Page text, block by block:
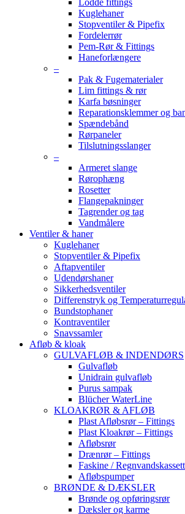
Lodde fittings
Kuglehaner
Stopventiler & Pipefix
Fordelerrør
Pem-Rør & Fittings
Haneforlængere
–
Pak & Fugematerialer
Lim fittings & rør
Karfa bøsninger
Reparationsklemmer og
Spændebånd
Rørpaneler
Tilslutningsslanger
–
Armeret slange
Rørophæng
Rosetter
Flangepakninger
Tagrender og tag
Vandmålere
Ventiler & haner
Kuglehaner
Stopventiler & Pipefix
Aftapventiler
Udendørshaner
Sikkerhedsventiler
Differenstryk og
Bundstophaner
Kontraventiler
Snavssamler
Afløb & kloak
GULVAFLØB & INDENDØRS
Gulvafløb
Unidrain gulvafløb
Purus sampak
Blücher WaterLine
KLOAKRØR & AFLØB
Plast Afløbsrør – Fittings
Plast Kloakrør – Fittings
Afløbsrør
Drænrør – Fittings
Faskine /
Afløbspumper
BRØNDE & DÆKSLER
Brønde og opføringsrør
Dæksler og karme